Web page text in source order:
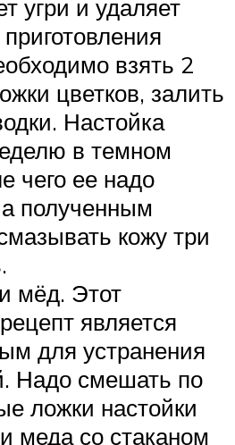
угри и удаляет
взять 2
цветков, залить
Настойка
в темном
чего ее надо
полученным
кожу три
мёд. Этот
является
для устранения
Надо смешать по
ложки настойки
меда со стаканом